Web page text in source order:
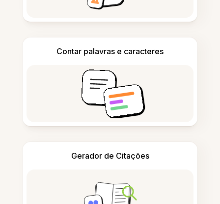
Contar palavras e caracteres
Gerador de Citações